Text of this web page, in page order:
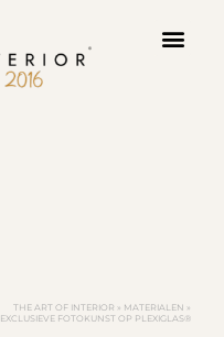
THE ART OF INTERIOR » MATERIALEN »
EXCLUSIEVE FOTOKUNST OP PLEXIGLAS®